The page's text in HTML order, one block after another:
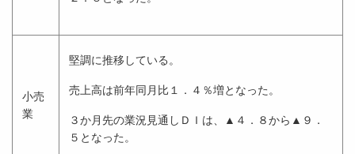
小売
業
堅調に推移している。
売上高は前年同月比１．４％増となった。
３か月先の業況見通しＤＩは、▲４．８から▲９．
５となった。